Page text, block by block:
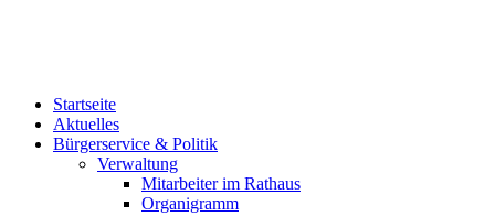
Startseite
Aktuelles
Bürgerservice & Politik
Verwaltung
Mitarbeiter im Rathaus
Organigramm